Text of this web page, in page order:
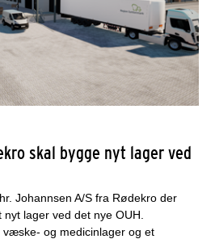
skal bygge nyt lager ved
Johannsen A/S fra Rødekro der
lager ved det nye OUH.
væske- og medicinlager og et